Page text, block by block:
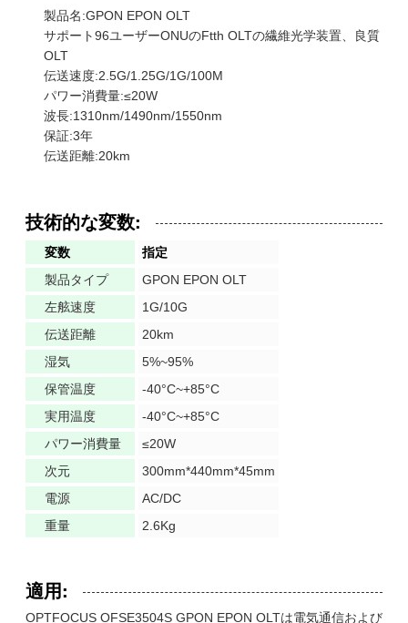
製品名:GPON EPON OLT
サポート96ユーザーONUのFtth OLTの繊維光学装置、良質
OLT
伝送速度:2.5G/1.25G/1G/100M
パワー消費量:≤20W
波長:1310nm/1490nm/1550nm
保証:3年
伝送距離:20km
技術的な変数:
変数
指定
製品タイプ
GPON EPON OLT
左舷速度
1G/10G
伝送距離
20km
湿気
5%~95%
保管温度
-40°C~+85°C
実用温度
-40°C~+85°C
パワー消費量
≤20W
次元
300mm*440mm*45mm
電源
AC/DC
重量
2.6Kg
適用:
OPTFOCUS OFSE3504S GPON EPON OLTは電気通信および